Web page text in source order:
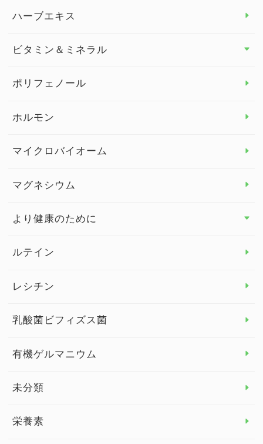
健康セミナー
ダイエット トップ
ハーブエキス
ビタミン＆ミネラル
ビタミン＆ミネラル トップ
ビタミンE
ポリフェノール
ホルモン
マイクロバイオーム
マグネシウム
より健康のために
より健康のために トップ
眼の健康
睡眠
ルテイン
レシチン
乳酸菌ビフィズス菌
有機ゲルマニウム
未分類
栄養素